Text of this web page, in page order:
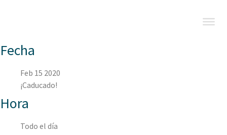
Fecha
Feb 15 2020
¡Caducado!
Hora
Todo el día